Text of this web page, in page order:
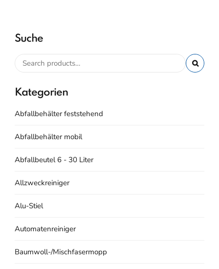
Suche
Kategorien
Abfallbehälter feststehend
Abfallbehälter mobil
Abfallbeutel 6 - 30 Liter
Allzweckreiniger
Alu-Stiel
Automatenreiniger
Baumwoll-/Mischfasermopp